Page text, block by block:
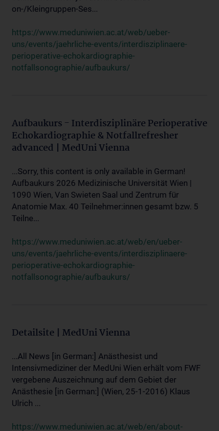
on-/Kleingruppen-Ses...
https://www.meduniwien.ac.at/web/ueber-
uns/events/jaehrliche-events/interdisziplinaere-
perioperative-echokardiographie-
notfallsonographie/aufbaukurs/
Aufbaukurs - Interdisziplinäre Perioperative
Echokardiographie & Notfallrefresher
advanced | MedUni Vienna
...Sorry, this content is only available in German!
Aufbaukurs 2026 Medizinische Universität Wien |
1090 Wien, Van Swieten Saal und Zentrum für
Anatomie Max. 40 Teilnehmer:innen gesamt bzw. 5
Teilne...
https://www.meduniwien.ac.at/web/en/ueber-
uns/events/jaehrliche-events/interdisziplinaere-
perioperative-echokardiographie-
notfallsonographie/aufbaukurs/
Detailsite | MedUni Vienna
...All News [in German:] Anästhesist und
Intensivmediziner der MedUni Wien erhält vom FWF
vergebene Auszeichnung auf dem Gebiet der
Anästhesie [in German:] (Wien, 25-1-2016) Klaus
Ulrich ...
https://www.meduniwien.ac.at/web/en/about-